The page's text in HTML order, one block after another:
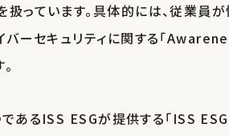
っています。具体的には、従業員
イバーセキュリティに関する「
あるISS ESGが提供する「ISS